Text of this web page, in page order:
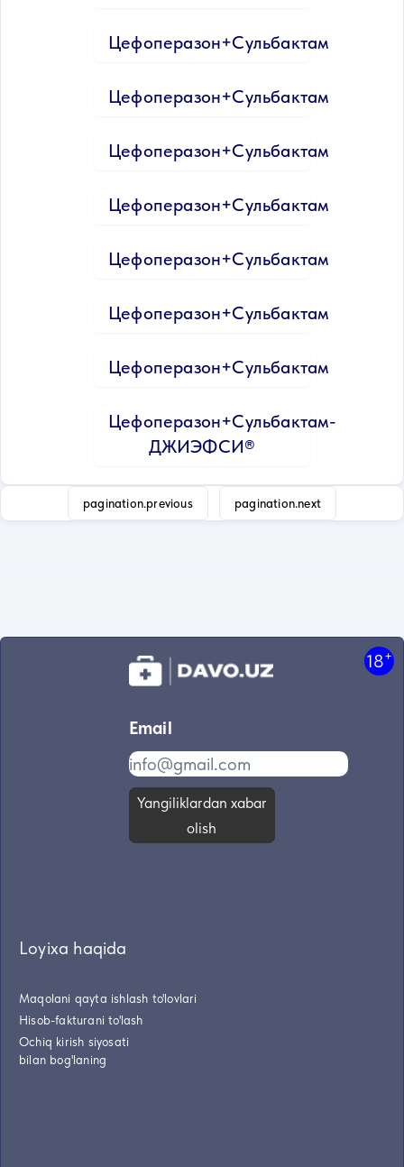
Цефоперазон+Сульбактам
Цефоперазон+Сульбактам
Цефоперазон+Сульбактам
Цефоперазон+Сульбактам
Цефоперазон+Сульбактам
Цефоперазон+Сульбактам
Цефоперазон+Сульбактам
Цефоперазон+Сульбактам-
ДЖИЭФСИ®
pagination.previous pagination.next
18+
Email
Yangiliklardan xabar
olish
Loyixa haqida
Maqolani qayta ishlash to'lovlari
Hisob-fakturani to'lash
Ochiq kirish siyosati
bilan bog'laning